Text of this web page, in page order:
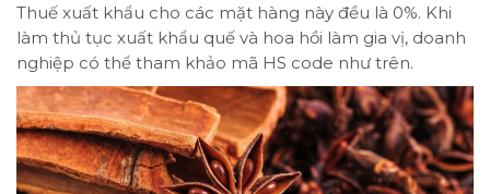
Thuế xuất khẩu cho các mặt hàng này đều là 0%. Khi
làm thủ tục xuất khẩu quế và hoa hồi làm gia vị, doanh
nghiệp có thể tham khảo mã HS code như trên.